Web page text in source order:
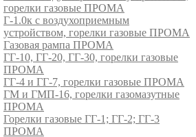
горелки газовые ПРОМА
Г-1.0к с воздухоприемным
устройством, горелки газовые ПРОМА
Газовая рампа ПРОМА
ГГ-10, ГГ-20, ГГ-30, горелки газовые
ПРОМА
ГГ-4 и ГГ-7, горелки газовые ПРОМА
ГМ и ГМП-16, горелки газомазутные
ПРОМА
Горелки газовые ГГ-1; ГГ-2; ГГ-3
ПРОМА